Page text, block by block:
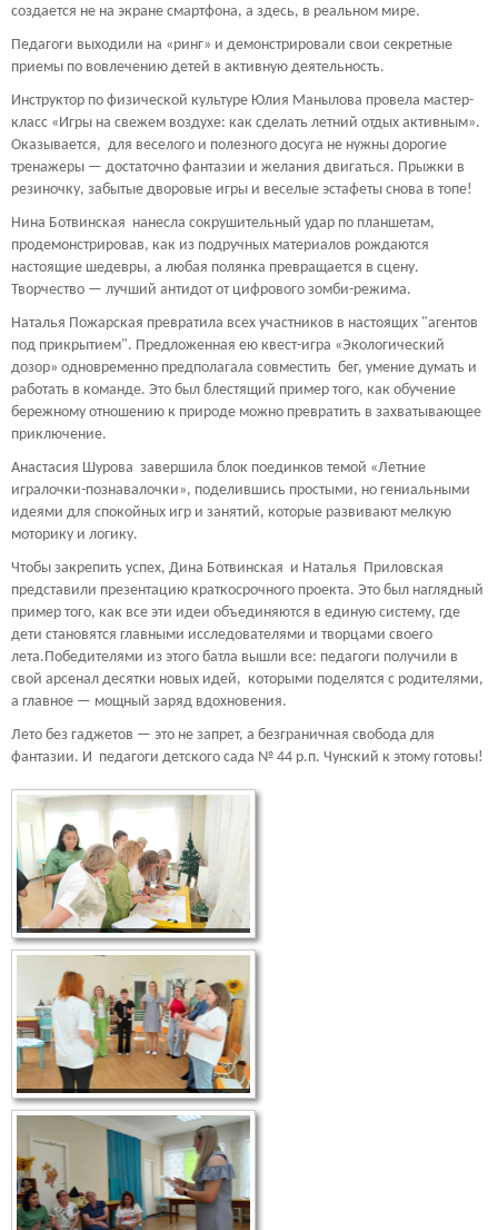
создается не на экране смартфона, а здесь, в реальном мире.
Педагоги выходили на «ринг» и демонстрировали свои секретные
приемы по вовлечению детей в активную деятельность.
Инструктор по физической культуре Юлия Манылова провела мастер-
класс «Игры на свежем воздухе: как сделать летний отдых активным».
Оказывается, для веселого и полезного досуга не нужны дорогие
тренажеры — достаточно фантазии и желания двигаться. Прыжки в
резиночку, забытые дворовые игры и веселые эстафеты снова в топе!
Нина Ботвинская нанесла сокрушительный удар по планшетам,
продемонстрировав, как из подручных материалов рождаются
настоящие шедевры, а любая полянка превращается в сцену.
Творчество — лучший антидот от цифрового зомби-режима.
Наталья Пожарская превратила всех участников в настоящих "агентов
под прикрытием". Предложенная ею квест-игра «Экологический
дозор» одновременно предполагала совместить бег, умение думать и
работать в команде. Это был блестящий пример того, как обучение
бережному отношению к природе можно превратить в захватывающее
приключение.
Анастасия Шурова завершила блок поединков темой «Летние
игралочки-познавалочки», поделившись простыми, но гениальными
идеями для спокойных игр и занятий, которые развивают мелкую
моторику и логику.
Чтобы закрепить успех, Дина Ботвинская и Наталья Приловская
представили презентацию краткосрочного проекта. Это был наглядный
пример того, как все эти идеи объединяются в единую систему, где
дети становятся главными исследователями и творцами своего
лета.Победителями из этого батла вышли все: педагоги получили в
свой арсенал десятки новых идей, которыми поделятся с родителями,
а главное — мощный заряд вдохновения.
Лето без гаджетов — это не запрет, а безграничная свобода для
фантазии. И педагоги детского сада № 44 р.п. Чунский к этому готовы!